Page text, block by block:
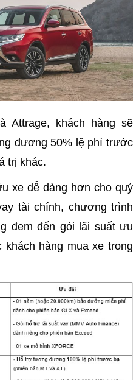
Attrage, khách hàng sẽ
đương 50% lệ phí trước
trị khác.
xe dễ dàng hơn cho quý
tài chính, chương trình
đem đến gói lãi suất ưu
hàng mua xe trong